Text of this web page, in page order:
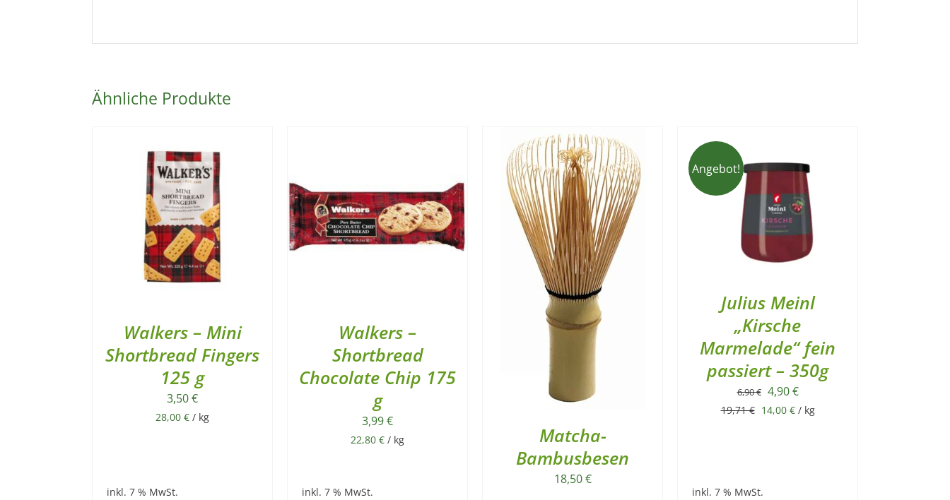
Ähnliche Produkte
Walkers – Mini
Shortbread Fingers
125 g
3,50€
28,00 € / kg
inkl. 7 % MwSt.
Walkers –
Shortbread
Chocolate Chip 175
g
3,99€
22,80 € / kg
inkl. 7 % MwSt.
Matcha-
Bambusbesen
18,50€
Angebot!
Julius Meinl
„Kirsche
Marmelade“ fein
passiert – 350g
6,90€ Ursprünglicher
Preis
4,90€Aktueller
Preis
19,71€ 14,00 €/ kg
inkl. 7 % MwSt.